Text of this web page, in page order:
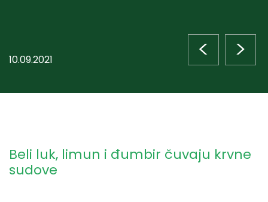
10.09.2021 < >
Beli luk, limun i đumbir čuvaju krvne
sudove